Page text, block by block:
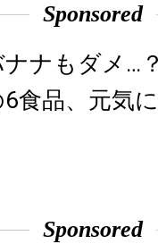
Sponsored
ナナもダメ…
6食品、元気
Sponsored